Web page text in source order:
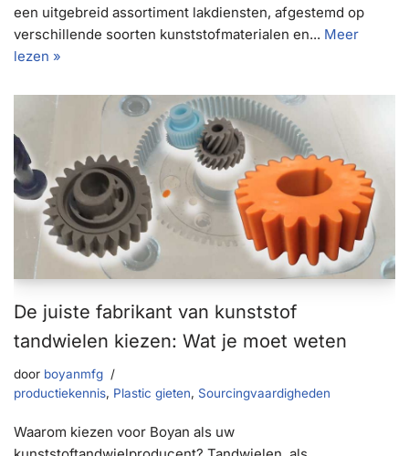
een uitgebreid assortiment lakdiensten, afgestemd op
verschillende soorten kunststofmaterialen en... Meer
lezen »
De juiste fabrikant van kunststof
tandwielen kiezen: Wat je moet weten
door boyanmfg
productiekennis, Plastic gieten, Sourcingvaardigheden
Waarom kiezen voor Boyan als uw